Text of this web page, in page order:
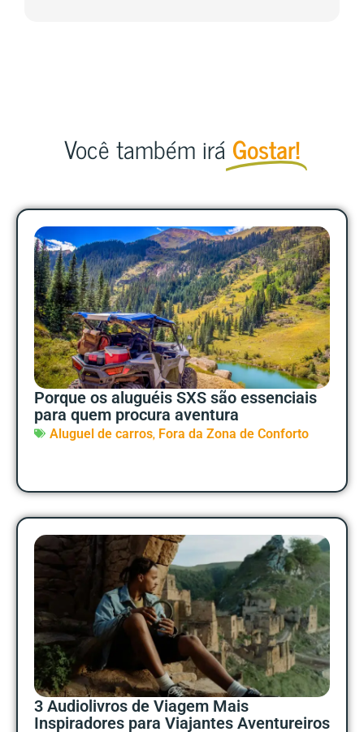
Você também irá Gostar!
Porque os aluguéis SXS são essenciais
para quem procura aventura
Aluguel de carros, Fora da Zona de Conforto
3 Audiolivros de Viagem Mais
Inspiradores para Viajantes Aventureiros